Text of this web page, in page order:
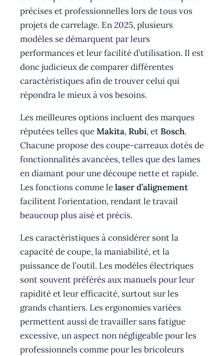
précises et professionnelles lors de tous vos
projets de carrelage. En 2025, plusieurs
modèles se démarquent par leurs
performances et leur facilité d’utilisation. Il est
donc judicieux de comparer différentes
caractéristiques afin de trouver celui qui
répondra le mieux à vos besoins.
Les meilleures options incluent des marques
réputées telles queMakita,Rubi, etBosch.
Chacune propose des coupe-carreaux dotés de
fonctionnalités avancées, telles que des lames
en diamant pour une découpe nette et rapide.
Les fonctions comme lelaser d’alignement
facilitent l’orientation, rendant le travail
beaucoup plus aisé et précis.
Les caractéristiques à considérer sont la
capacité de coupe, la maniabilité, et la
puissance de l’outil. Les modèles électriques
sont souvent préférés aux manuels pour leur
rapidité et leur efficacité, surtout sur les
grands chantiers. Les ergonomies variées
permettent aussi de travailler sans fatigue
excessive, un aspect non négligeable pour les
professionnels comme pour les bricoleurs